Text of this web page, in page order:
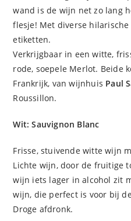
wand is de wijn net zo lang
flesje! Met diverse
etiketten.
Verkrijgbaar in een witte,
rode, soepele Merlot. Beide
Frankrijk, van wijnhuis Paul
Roussillon.
Wit: Sauvignon Blanc
Frisse, stuivende witte wijn
Lichte wijn, door de fruitige
wijn iets lager in alcohol zit
wijn, die perfect is voor bij
Droge afdronk.